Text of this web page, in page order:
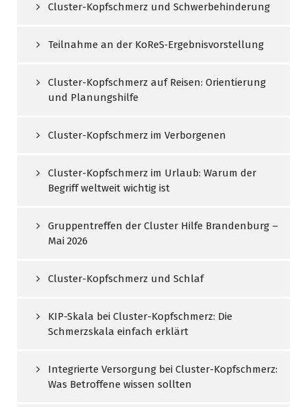
Cluster-Kopfschmerz und Schwerbehinderung
Teilnahme an der KoReS‑Ergebnisvorstellung
Cluster-Kopfschmerz auf Reisen: Orientierung
und Planungshilfe
Cluster-Kopfschmerz im Verborgenen
Cluster-Kopfschmerz im Urlaub: Warum der
Begriff weltweit wichtig ist
Gruppentreffen der Cluster Hilfe Brandenburg –
Mai 2026
Cluster-Kopfschmerz und Schlaf
KIP-Skala bei Cluster-Kopfschmerz: Die
Schmerzskala einfach erklärt
Integrierte Versorgung bei Cluster-Kopfschmerz:
Was Betroffene wissen sollten